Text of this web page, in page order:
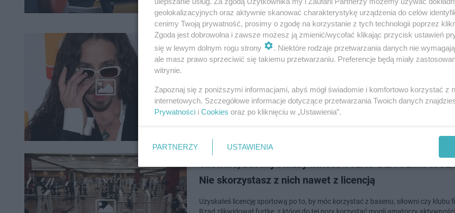
Siłownie zamknięte, a Michał Szpak pakuje. Co za
uwadze jego fanów. W…
Siłownie, baseny i kluby fitness TYLKO DLA
Nie skorzystasz z nich nawet z licencją
Uzyskałeś licencję sportową po to, by móc korzystać z basenu, siłowni czy klubu
geolokalizacyjnych oraz aktywnie skanować charakterystykę urządzenia do celów
cenimy Twoją prywatność, prosimy o zgodę na korzystanie z tych technologii poprzez
Zgoda jest dobrowolna i zawsze możesz ją zmienić/wycofać klikając przycisk ustawień
się w lewym dolnym rogu strony
. Niektóre rodzaje przetwarzania danych nie
ale masz prawo sprzeciwić się takiemu przetwarzaniu. Preferencje będą miały
witrynie.
Zapoznaj się z poniższymi informacjami, abyś mógł świadomie i komfortowo korzystać z
internetowych. Szczegółowe informacje dotyczące przetwarzania Twoich danych
Prywatności i Cookies oraz po kliknięciu w „Ustawienia”.
PARTNERZY USTAWIENIA